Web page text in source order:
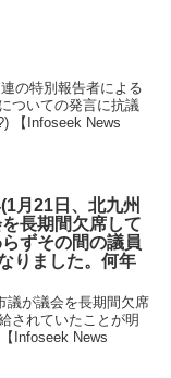
の特別報告者による
ついての発言に抗議
【Infoseek News
月21日、北九州
長期間欠席して
ずその間の議員
りました。何年
議が議会を長期間欠席
されていたことが明
Infoseek News